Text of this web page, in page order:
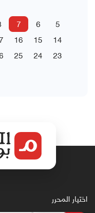
5
6
7
14
15
16
23
24
25
اختيار المحرر